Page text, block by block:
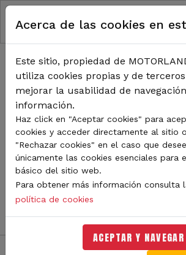
Pasar al contenido principal
RUTA DE
Inicio Noticias
TODA LA
MOTORLAND
Sigue de cerca todas las novedades
Aragón. Aquí encontrarás noticias
competiciones, pilotos, novedades
mucho más. Filtra por categoría o
no te pierdas nada del mundo del
Acerca de las cookies en
Este sitio, propiedad de
utiliza cookies propias y de
mejorar la usabilidad de
información.
Haz click en "Aceptar cookies" para
cookies y acceder directamente al sitio
"Rechazar cookies" en el caso que
únicamente las cookies esenciales para
básico del sitio web.
Para obtener más información consulta
política de cookies
ACEPTAR Y NAVEGAR